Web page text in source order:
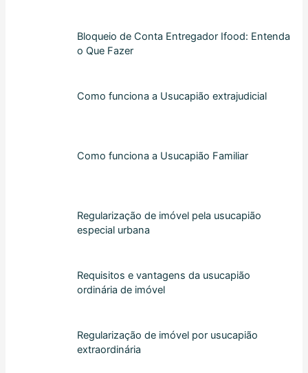
Bloqueio de Conta Entregador Ifood: Entenda
o Que Fazer
Como funciona a Usucapião extrajudicial
Como funciona a Usucapião Familiar
Regularização de imóvel pela usucapião
especial urbana
Requisitos e vantagens da usucapião
ordinária de imóvel
Regularização de imóvel por usucapião
extraordinária